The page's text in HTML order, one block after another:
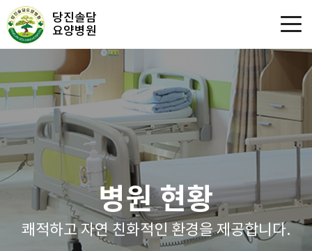
당진솔담
요양병원
병원 현황
쾌적하고 자연 친화적인 환경을 제공합니다.